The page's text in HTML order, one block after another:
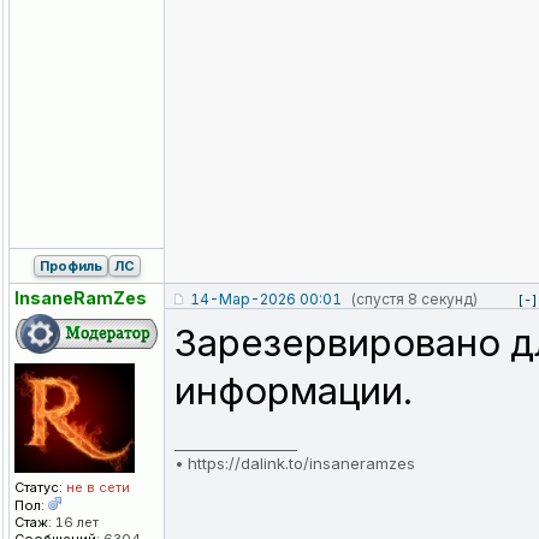
Профиль ЛС
InsaneRamZes
Статус: не в сети
Пол:
Стаж: 16 лет
14-Мар-2026 00:01 (спустя 8 секунд) [-]
Зарезервировано
информации.
• https://dalink.to/insaneramzes